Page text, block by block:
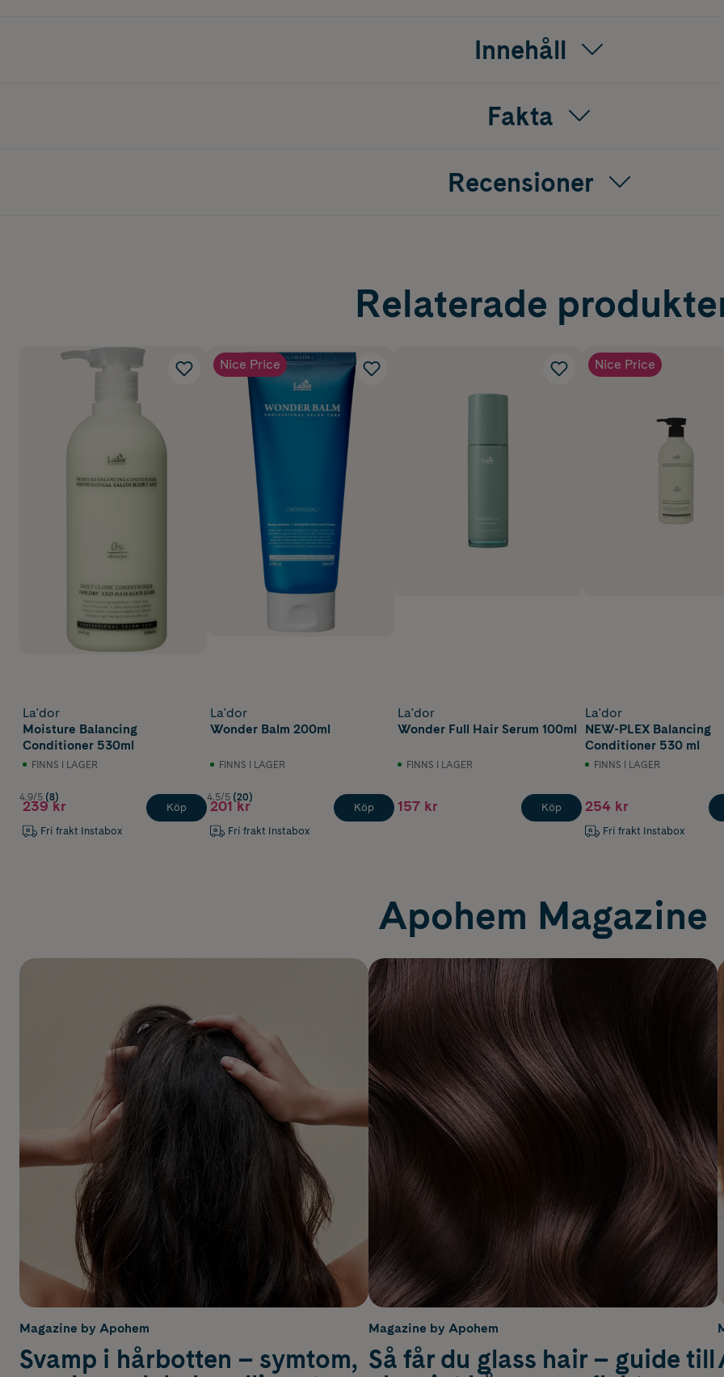
Innehåll
Fakta
Recensioner
Relaterade
La'dor
Moisture Balancing
Conditioner 530ml
FINNS I LAGER
4.9/5 (8)
239 kr
Fri frakt Instabox
Köp
Nice Price
La'dor
Wonder Balm 200ml
FINNS I LAGER
4.5/5 (20)
201 kr
Fri frakt Instabox
Köp
La'dor
Wonder Full Hair Serum 100ml
FINNS I LAGER
157 kr Köp
Nice Price
La'dor
NEW-PLEX Balancing
Conditioner 530 ml
FINNS I LAGER
254 kr
Fri frakt Instabox
Apohem Magazine
Magazine by Apohem
Svamp i hårbotten – symtom,
Magazine by Apohem
Så får du glass hair – guide till